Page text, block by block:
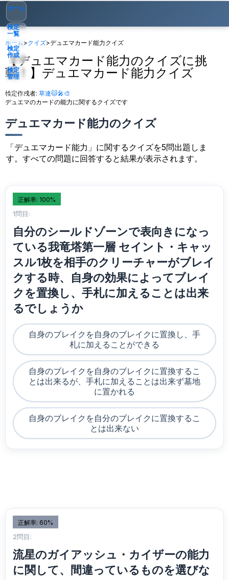
ホーム
検定
一覧
検定
作成
検定
管理
ゲスト▾
ホーム>クイズ>デュエマカード能力クイズ
【デュエマカード能力のクイズに挑
戦！】デュエマカード能力クイズ
検定作成者: 草連🐱🎤🎨
デュエマのカードの能力に関するクイズです
デュエマカード能力のクイズ
「デュエマカード能力」に関するクイズを5問出題しま
す。すべての問題に回答すると結果が表示されます。
正解率: 100%
1問目:
自分のシールドゾーンで表向きになっ
ている我竜塔第一層 セイント・キャッ
スル1枚を相手のクリーチャーがブレイ
クする時、自身の効果によってブレイ
クを置換し、手札に加えることは出来
るでしょうか
自身のブレイクを自身のブレイクに置換し、手
札に加えることができる
自身のブレイクを自身のブレイクに置換するこ
とは出来るが、手札に加えることは出来ず墓地
に置かれる
自身のブレイクを自分のブレイクに置換するこ
とは出来ない
正解率: 60%
2問目:
流星のガイアッシュ・カイザーの能力
に関して、間違っているものを選びな